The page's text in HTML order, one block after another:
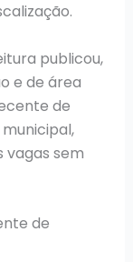
publicou,
e de área
de
sem
de